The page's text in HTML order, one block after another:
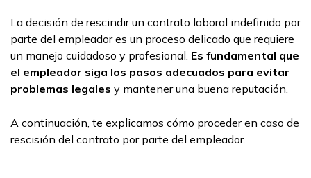
La decisión de rescindir un contrato laboral indefinido por
parte del empleador es un proceso delicado que requiere
un manejo cuidadoso y profesional. Es fundamental que
el empleador siga los pasos adecuados para evitar
problemas legales y mantener una buena reputación.
A continuación, te explicamos cómo proceder en caso de
rescisión del contrato por parte del empleador.